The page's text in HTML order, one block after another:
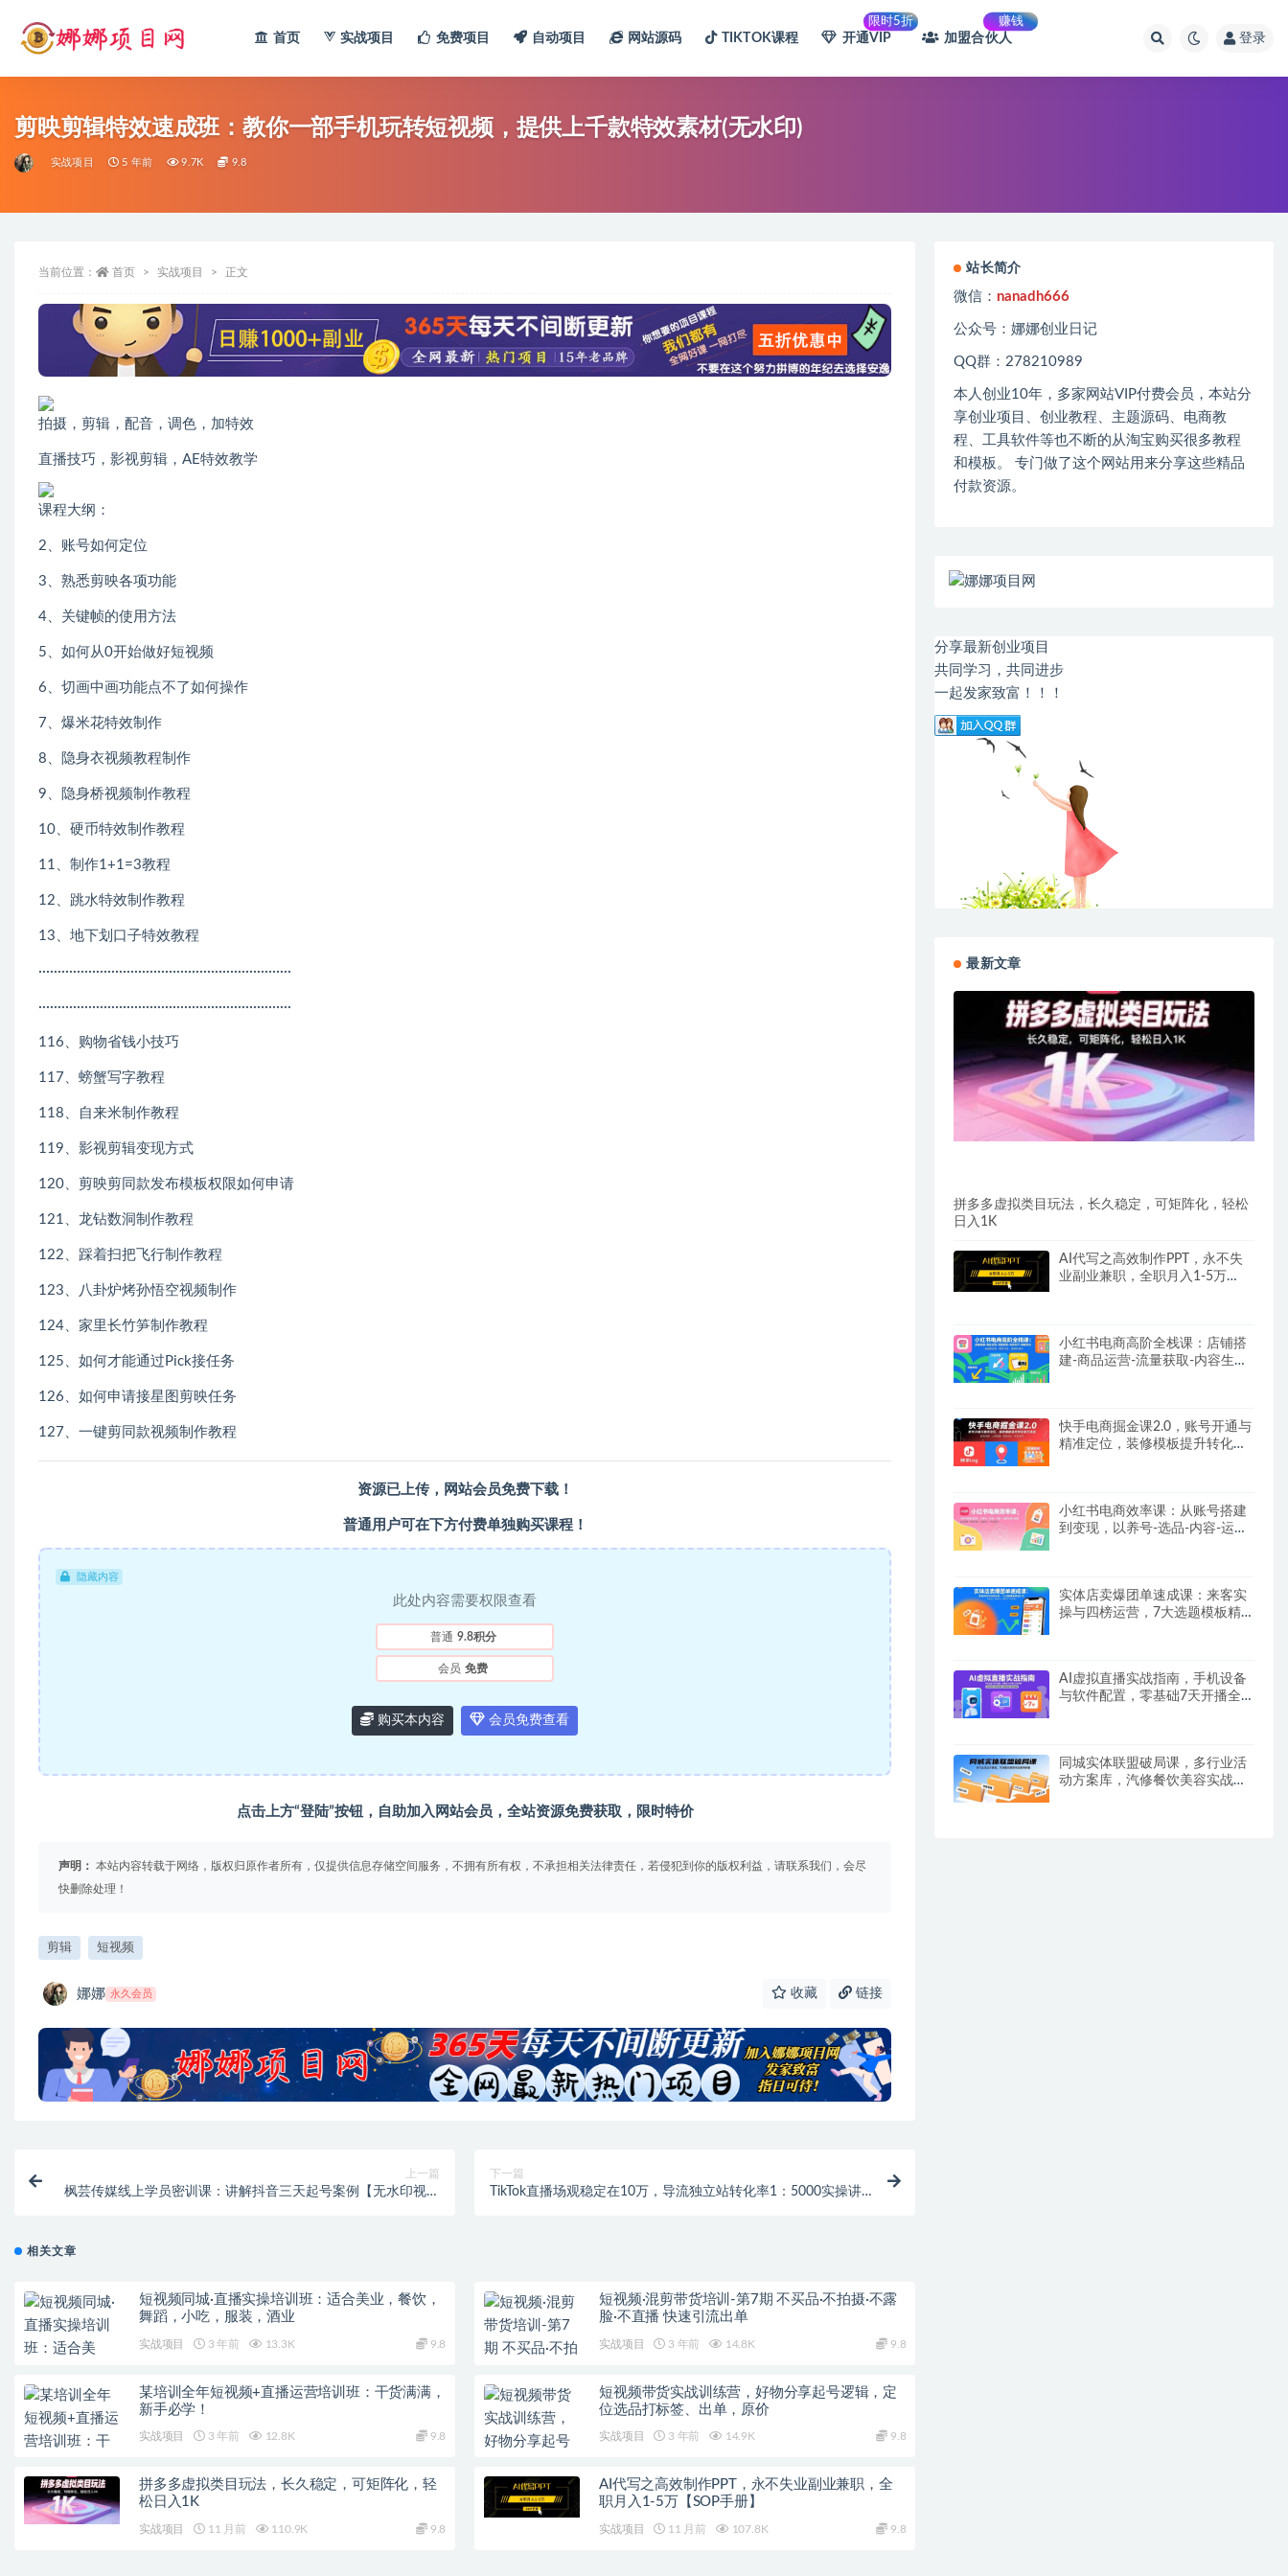
首页 实战项目 免费项目 自动项目 网站源码 TIKTOK课程 开通VIP
限时5折
加盟合伙人
赚钱
登录
剪映剪辑特效速成班：教你一部手机玩转短视频，提供上千款特效素材(无水印)
实战项目 5 年前 9.7K 9.8
当前位置： 首页 实战项目 正文
拍摄，剪辑，配音，调色，加特效
直播技巧，影视剪辑，AE特效教学
课程大纲：
2、账号如何定位
3、熟悉剪映各项功能
4、关键帧的使用方法
5、如何从0开始做好短视频
6、切画中画功能点不了如何操作
7、爆米花特效制作
8、隐身衣视频教程制作
9、隐身桥视频制作教程
10、硬币特效制作教程
11、制作1+1=3教程
12、跳水特效制作教程
13、地下划口子特效教程
··································································
··································································
116、购物省钱小技巧
117、螃蟹写字教程
118、自来米制作教程
119、影视剪辑变现方式
120、剪映剪同款发布模板权限如何申请
121、龙钻数洞制作教程
122、踩着扫把飞行制作教程
123、八卦炉烤孙悟空视频制作
124、家里长竹笋制作教程
125、如何才能通过Pick接任务
126、如何申请接星图剪映任务
127、一键剪同款视频制作教程
资源已上传， 网站会员免费下载！
普通用户可在下方付费单独购买课程！
隐藏内容
此处内容需要权限查看
普通 9.8积分
会员 免费
购买本内容 会员免费查看
点击上方“登陆”按钮，自助加入 网站会员 ，全站资源免费获取，限时特价
声明： 本站内容转载于网络，版权归原作者所有，仅提供信息存储空间服务，不拥有所有权，不承担相关法律责任，若侵犯到你的版权利益，请联系我们，会尽
快删除处理！
剪辑 短视频
娜娜 永久会员 收藏 链接
上一篇
枫芸传媒线上学员密训课：讲解抖音三天起号案例【无水印视频
下一篇
TikTok直播场观稳定在10万，导流独立站转化率1：5000实操讲
相关文章
短视频同城·直播实操培训班：适合美业，餐饮，
舞蹈，小吃，服装，酒业
实战项目 3 年前 13.3K 9.8
短视频·混剪带货培训-第7期 不买品·不拍摄·不露
脸·不直播 快速引流出单
实战项目 3 年前 14.8K 9.8
某培训全年短视频+直播运营培训班：干货满满，
新手必学！
实战项目 3 年前 12.8K 9.8
短视频带货实战训练营，好物分享起号逻辑，定
位选品打标签、出单，原价
实战项目 3 年前 14.9K 9.8
拼多多虚拟类目玩法，长久稳定，可矩阵化，轻
松日入1K
实战项目 11 月前 110.9K 9.8
AI代写之高效制作PPT，永不失业副业兼职，全
职月入1-5万【SOP手册】
实战项目 11 月前 107.8K 9.8
站长简介
微信： nanadh666
公众号：娜娜创业日记
QQ群：278210989
本人创业10年，多家网站VIP付费会员，本站分
享创业项目、创业教程、主题源码、电商教
程、工具软件等也不断的从淘宝购买很多教程
和模板。 专门做了这个网站用来分享这些精品
付款资源。
分享最新创业项目
共同学习，共同进步
一起发家致富！！！
最新文章
拼多多虚拟类目玩法，长久稳定，可矩阵化，轻松
日入1K
AI代写之高效制作PPT，永不失
业副业兼职，全职月入1-5万
小红书电商高阶全栈课：店铺搭
建-商品运营-流量获取-内容生产-
快手电商掘金课2.0，账号开通与
精准定位，装修模板提升转化率
小红书电商效率课：从账号搭建
到变现，以养号-选品-内容-运营
实体店卖爆团单速成课：来客实
操与四榜运营，7大选题模板精
AI虚拟直播实战指南，手机设备
与软件配置，零基础7天开播全
同城实体联盟破局课，多行业活
动方案库，汽修餐饮美容实战案